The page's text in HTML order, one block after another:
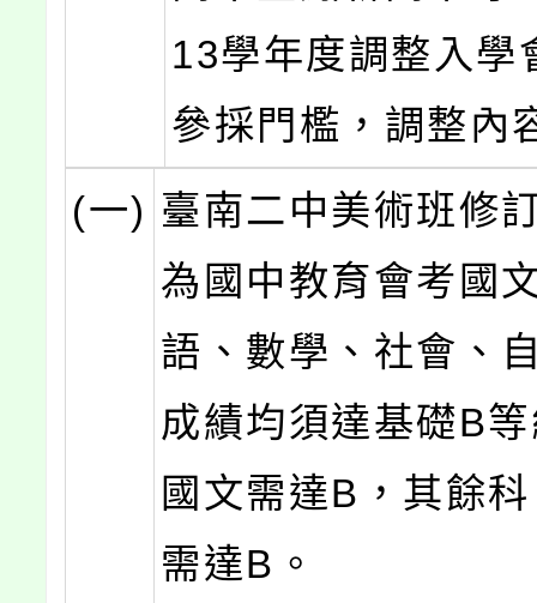
13學年度調整入學
參採門檻，調整內
(一) 臺南二中美術班修
為國中教育會考國
語、數學、社會、
成績均須達基礎B
國文需達B，其餘
需達B。